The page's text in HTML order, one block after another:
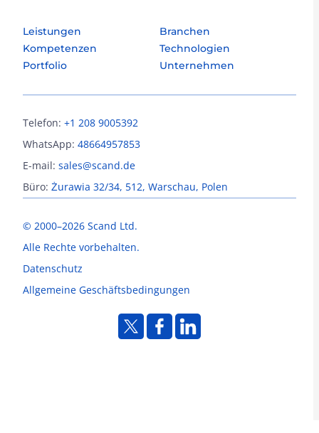
Leistungen
Branchen
Kompetenzen
Technologien
Portfolio
Unternehmen
© 2000–2026 Scand Ltd.
Alle Rechte vorbehalten.
Datenschutz
Allgemeine Geschäftsbedingungen
Telefon: +1 208 9005392
WhatsApp: 48664957853
E-mail: sales@scand.de
Büro: Żurawia 32/34, 512, Warschau, Polen